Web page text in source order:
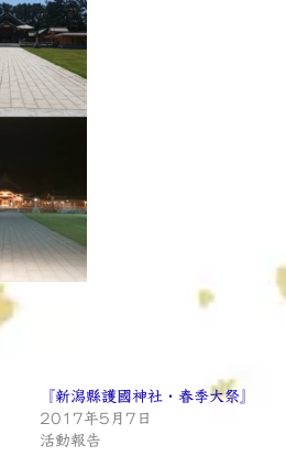
『新潟縣護國神社・春季大祭』
2017年5月7日
活動報告